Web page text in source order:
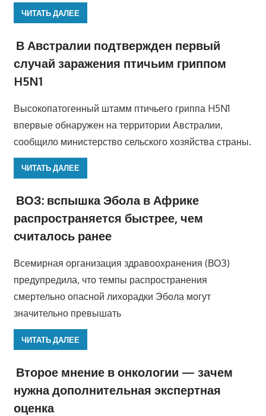
ЧИТАТЬ ДАЛЕЕ
В Австралии подтвержден первый
случай заражения птичьим гриппом
H5N1
Высокопатогенный штамм птичьего гриппа H5N1
впервые обнаружен на территории Австралии,
сообщило министерство сельского хозяйства страны.
ЧИТАТЬ ДАЛЕЕ
ВОЗ: вспышка Эбола в Африке
распространяется быстрее, чем
считалось ранее
Всемирная организация здравоохранения (ВОЗ)
предупредила, что темпы распространения
смертельно опасной лихорадки Эбола могут
значительно превышать
ЧИТАТЬ ДАЛЕЕ
Второе мнение в онкологии — зачем
нужна дополнительная экспертная
оценка